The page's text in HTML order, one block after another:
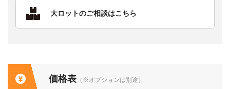
大ロットのご相談はこちら
価格表 （※オプションは別途）